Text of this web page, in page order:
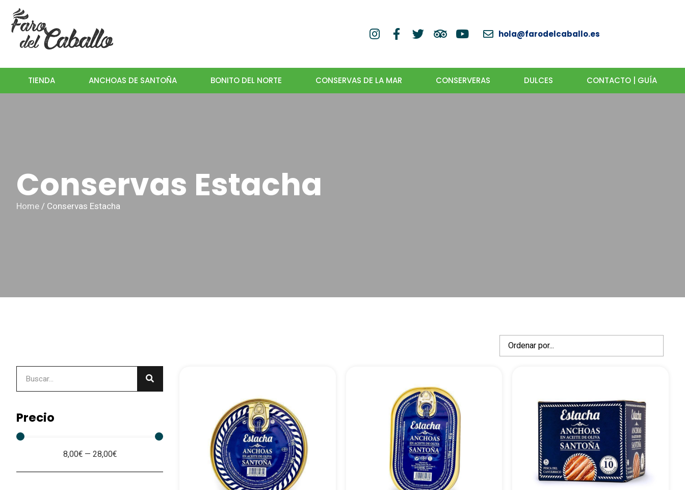
hola@farodelcaballo.es
TIENDA ANCHOAS DE SANTOÑA BONITO DEL NORTE CONSERVAS DE LA MAR CONSERVERAS DULCES CONTACTO | GUÍA
Conservas Estacha
Home/ Conservas Estacha
Precio
8,00€— 28,00€